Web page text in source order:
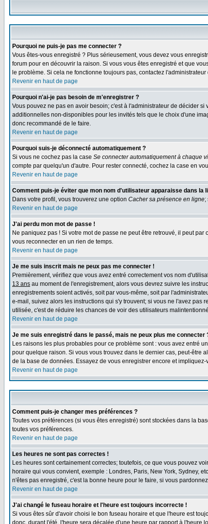
Pourquoi ne puis-je pas me connecter ?
Vous êtes-vous enregistré ? Plus sérieusement, vous devez vous
forum pour en découvrir la raison. Si vous vous êtes enregistré et que
le problème. Si cela ne fonctionne toujours pas, contactez
Revenir en haut de page
Pourquoi n'ai-je pas besoin de m'enregistrer ?
Vous pouvez ne pas en avoir besoin; c'est à l'administrateur de décider
additionnelles non-disponibles pour les invités tels que le choix d'une
donc recommandé de le faire.
Revenir en haut de page
Pourquoi suis-je déconnecté automatiquement ?
Si vous ne cochez pas la case Se connecter automatiquement à chaque
compte par quelqu'un d'autre. Pour rester connecté, cochez la case en
Revenir en haut de page
Comment puis-je éviter que mon nom d'utilisateur apparaisse dans la
Dans votre profil, vous trouverez une option Cacher sa présence en ligne;
Revenir en haut de page
J'ai perdu mon mot de passe !
Ne paniquez pas ! Si votre mot de passe ne peut être retrouvé, il peut
vous reconnecter en un rien de temps.
Revenir en haut de page
Je me suis inscrit mais ne peux pas me connecter !
Premièrement, vérifiez que vous avez entré correctement vos nom
13 ans au moment de l'enregistrement, alors vous devrez suivre les
enregistrements soient activés, soit par vous-même, soit par
e-mail, suivez alors les instructions qui s'y trouvent; si vous ne l'avez
utilisée, c'est de réduire les chances de voir des utilisateurs
Revenir en haut de page
Je me suis enregistré dans le passé, mais ne peux plus me connecter
Les raisons les plus probables pour ce problème sont : vous avez entré
pour quelque raison. Si vous vous trouvez dans le dernier cas, peut-être
de la base de données. Essayez de vous enregistrer encore et
Revenir en haut de page
Comment puis-je changer mes préférences ?
Toutes vos préférences (si vous êtes enregistré) sont stockées dans la
toutes vos préférences.
Revenir en haut de page
Les heures ne sont pas correctes !
Les heures sont certainement correctes; toutefois, ce que vous pouvez
horaire qui vous convient, exemple : Londres, Paris, New York, Sydney,
n'êtes pas enregistré, c'est la bonne heure pour le faire, si vous
Revenir en haut de page
J'ai changé le fuseau horaire et l'heure est toujours incorrecte !
Si vous êtes sûr d'avoir choisi le bon fuseau horaire et que l'heure est
donc, durant l'été, l'heure sera décalée d'une heure par rapport à l'heure